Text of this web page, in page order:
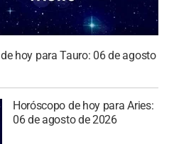
hoy para Tauro: 06 de agosto
Horóscopo de hoy para Aries:
06 de agosto de 2026